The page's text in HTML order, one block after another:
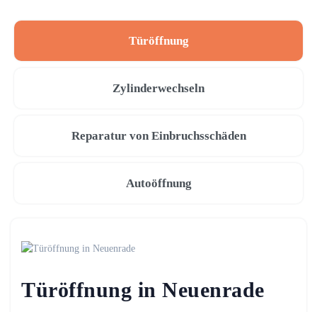
Türöffnung
Zylinderwechseln
Reparatur von Einbruchsschäden
Autoöffnung
Türöffnung in Neuenrade